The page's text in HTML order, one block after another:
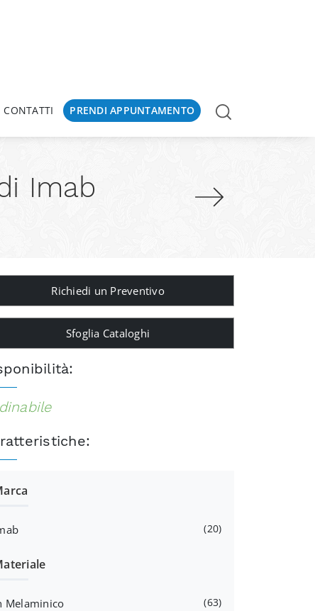
CONTATTI PRENDI APPUNTAMENTO
Imab
Richiedi un Preventivo
Sfoglia Cataloghi
20
Melaminico 63